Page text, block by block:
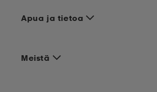
Apua ja tietoa
Meistä